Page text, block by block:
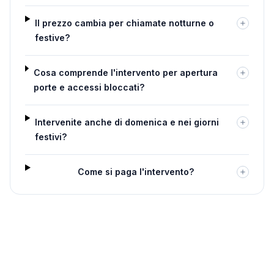
Il prezzo cambia per chiamate notturne o
festive?
Cosa comprende l'intervento per apertura
porte e accessi bloccati?
Intervenite anche di domenica e nei giorni
festivi?
Come si paga l'intervento?